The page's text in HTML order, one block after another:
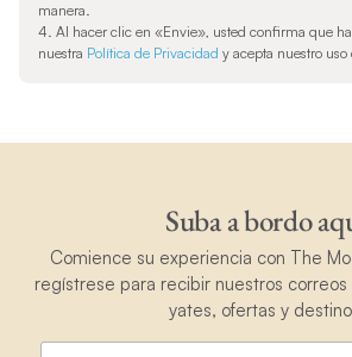
manera.
4. Al hacer clic en «Envie», usted confirma que
nuestra Política de Privacidad y acepta nuestro
Suba a bordo
Comience su experiencia con The
regístrese para recibir nuestros
yates, ofertas y